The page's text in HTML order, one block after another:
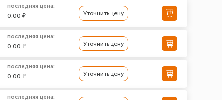
последняя цена:
0.00 ₽ Уточнить цену
последняя цена:
0.00 ₽ Уточнить цену
последняя цена:
0.00 ₽ Уточнить цену
последняя цена: